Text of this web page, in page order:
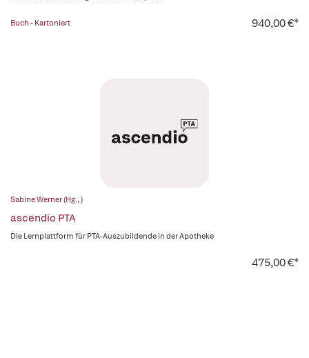
Buch - Kartoniert 940,00 €*
Sabine Werner (Hg., )
ascendio PTA
Die Lernplattform für PTA-Auszubildende in der Apotheke
475,00 €*